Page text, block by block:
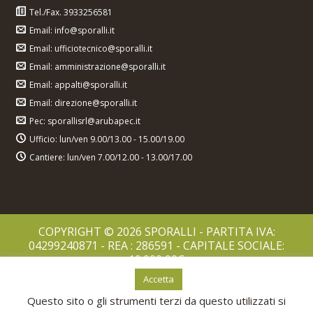
Tel./Fax. 3933256581
Email: info@sporalli.it
Email: ufficiotecnico@sporalli.it
Email: amministrazione@sporalli.it
Email: appalti@sporalli.it
Email: direzione@sporalli.it
Pec: sporallisrl@arubapec.it
Ufficio: lun/ven 9.00/13.00 - 15.00/19.00
Cantiere: lun/ven 7.00/12.00 - 13.00/17.00
COPYRIGHT © 2026 SPORALLI - PARTITA IVA:
04299240871 - REA : 286591 - CAPITALE SOCIALE:
10.000,00€
Accetta
Questo sito o gli strumenti terzi da questo utilizzati si